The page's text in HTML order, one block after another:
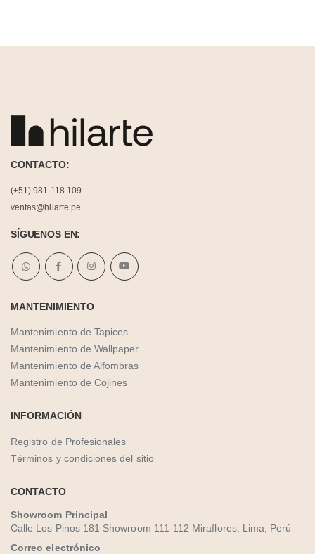
CONTACTO:
(+51) 981 118 109
ventas@hilarte.pe
SÍGUENOS EN:
MANTENIMIENTO
Mantenimiento de Tapices
Mantenimiento de Wallpaper
Mantenimiento de Alfombras
Mantenimiento de Cojines
INFORMACIÓN
Registro de Profesionales
Términos y condiciones del sitio
CONTACTO
Showroom Principal
Calle Los Pinos 181 Showroom 111-112 Miraflores, Lima, Perú
Correo electrónico